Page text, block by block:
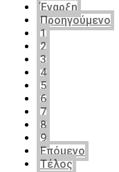
Έναρξη
Προηγούμενο
1
2
3
4
5
6
7
8
9
Επόμενο
Τέλος